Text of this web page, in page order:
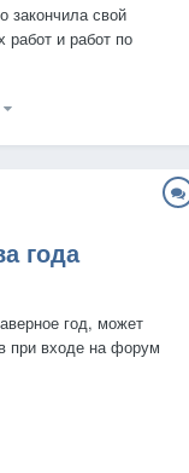
закончила свой
и работ по
столкнулись
года
год, может
при входе на форум